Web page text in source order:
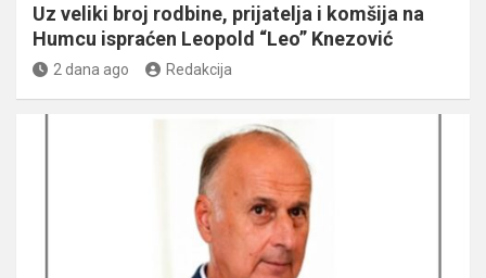
Uz veliki broj rodbine, prijatelja i komšija na
Humcu ispraćen Leopold “Leo” Knezović
2 dana ago Redakcija